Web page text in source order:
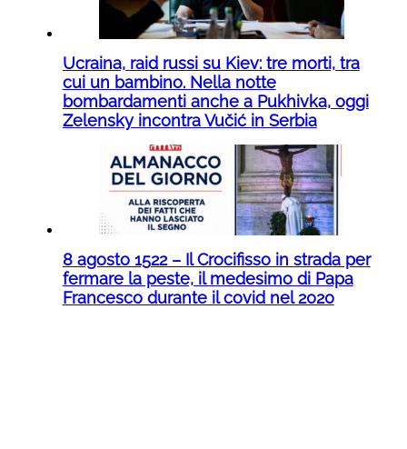
Ucraina, raid russi su Kiev: tre morti, tra
cui un bambino. Nella notte
bombardamenti anche a Pukhivka, oggi
Zelensky incontra Vučić in Serbia
8 agosto 1522 – Il Crocifisso in strada per
fermare la peste, il medesimo di Papa
Francesco durante il covid nel 2020